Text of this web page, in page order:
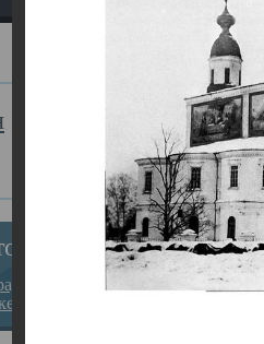
за веру в
на Севере”
Главная